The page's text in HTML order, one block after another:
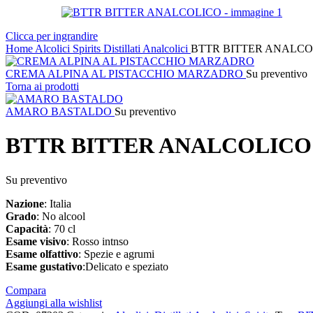
Clicca per ingrandire
Home Alcolici Spirits Distillati Analcolici BTTR BITTER
CREMA ALPINA AL PISTACCHIO MARZADRO Su preventivo
Torna ai prodotti
AMARO BASTALDO Su preventivo
BTTR BITTER ANALCOLICO
Su preventivo
Nazione: Italia
Grado: No alcool
Capacità: 70 cl
Esame visivo: Rosso intnso
Esame olfattivo: Spezie e agrumi
Esame gustativo:Delicato e speziato
Compara
Aggiungi alla wishlist